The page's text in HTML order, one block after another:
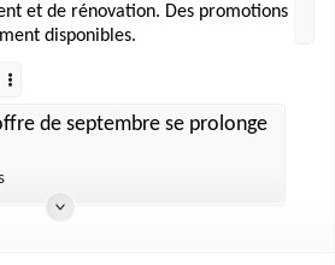
et de rénovation. Des promotions
disponibles.
de septembre se prolonge